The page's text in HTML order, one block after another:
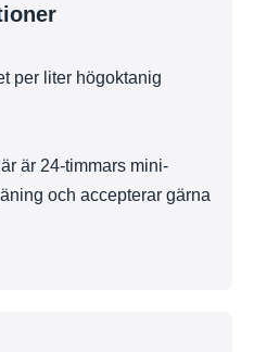
per liter högoktanig
är 24-timmars mini-
och accepterar gärna